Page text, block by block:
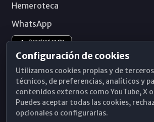
Hemeroteca
WhatsApp
Configuración de cookies
Utilizamos cookies propias y de
técnicos, de preferencias, analíticos y
contenidos externos como YouTube, X
Puedes aceptar todas las cookies,
opcionales o configurarlas.